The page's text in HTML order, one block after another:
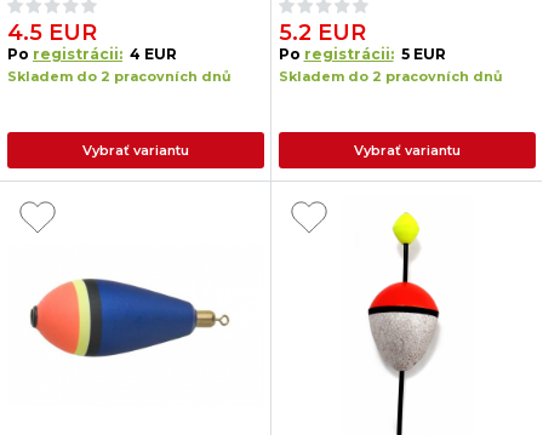
4.5 EUR
Po registrácii: 4 EUR
Skladem do 2 pracovních dnů
Vybrať variantu
5.2 EUR
Po registrácii: 5 EUR
Skladem do 2 pracovních dnů
Vybrať variantu